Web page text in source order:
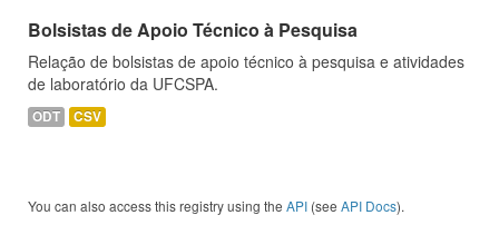
Bolsistas de Apoio Técnico à Pesquisa
Relação de bolsistas de apoio técnico à pesquisa e atividades
de laboratório da UFCSPA.
ODT CSV
You can also access this registry using the API (see API Docs).